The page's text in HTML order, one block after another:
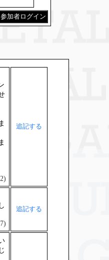
参加者ログイン
追記する
追記する